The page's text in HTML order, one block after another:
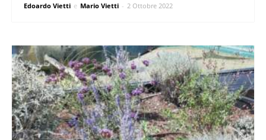
Edoardo Vietti e Mario Vietti - 2 Ottobre 2022